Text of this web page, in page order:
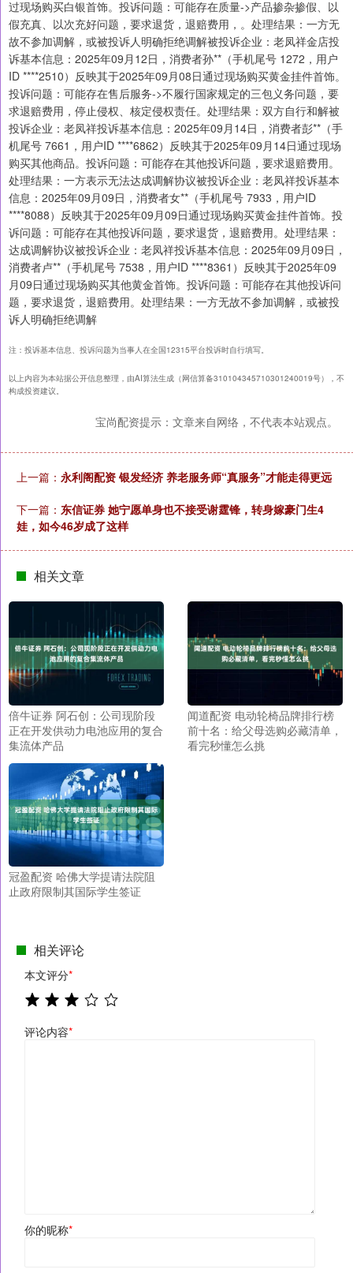
过现场购买白银首饰。投诉问题：可能存在质量->产品掺杂掺假、以
假充真、以次充好问题，要求退货，退赔费用，。处理结果：一方无
故不参加调解，或被投诉人明确拒绝调解被投诉企业：老凤祥金店投
诉基本信息：2025年09月12日，消费者孙**（手机尾号 1272，用户
ID ****2510）反映其于2025年09月08日通过现场购买黄金挂件首饰。
投诉问题：可能存在售后服务->不履行国家规定的三包义务问题，要
求退赔费用，停止侵权、核定侵权责任。处理结果：双方自行和解被
投诉企业：老凤祥投诉基本信息：2025年09月14日，消费者彭**（手
机尾号 7661，用户ID ****6862）反映其于2025年09月14日通过现场
购买其他商品。投诉问题：可能存在其他投诉问题，要求退赔费用。
处理结果：一方表示无法达成调解协议被投诉企业：老凤祥投诉基本
信息：2025年09月09日，消费者女**（手机尾号 7933，用户ID
****8088）反映其于2025年09月09日通过现场购买黄金挂件首饰。投
诉问题：可能存在其他投诉问题，要求退货，退赔费用。处理结果：
达成调解协议被投诉企业：老凤祥投诉基本信息：2025年09月09日，
消费者卢**（手机尾号 7538，用户ID ****8361）反映其于2025年09
月09日通过现场购买其他黄金首饰。投诉问题：可能存在其他投诉问
题，要求退货，退赔费用。处理结果：一方无故不参加调解，或被投
诉人明确拒绝调解
注：投诉基本信息、投诉问题为当事人在全国12315平台投诉时自行填写。
以上内容为本站据公开信息整理，由AI算法生成（网信算备310104345710301240019号），不
构成投资建议。
宝尚配资提示：文章来自网络，不代表本站观点。
上一篇： 永利阁配资 银发经济 养老服务师“真服务”才能走得更远
下一篇： 东信证券 她宁愿单身也不接受谢霆锋，转身嫁豪门生4
娃，如今46岁成了这样
相关文章
倍牛证券 阿石创：公司现阶段
正在开发供动力电池应用的复合
集流体产品
闻道配资 电动轮椅品牌排行榜
前十名：给父母选购必藏清单，
看完秒懂怎么挑
冠盈配资 哈佛大学提请法院阻
止政府限制其国际学生签证
相关评论
本文评分*
评论内容*
你的昵称*